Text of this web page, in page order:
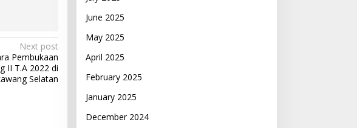
Next post
Pembukaan
II T.A 2022 di
Selatan
June 2025
May 2025
April 2025
February 2025
January 2025
December 2024